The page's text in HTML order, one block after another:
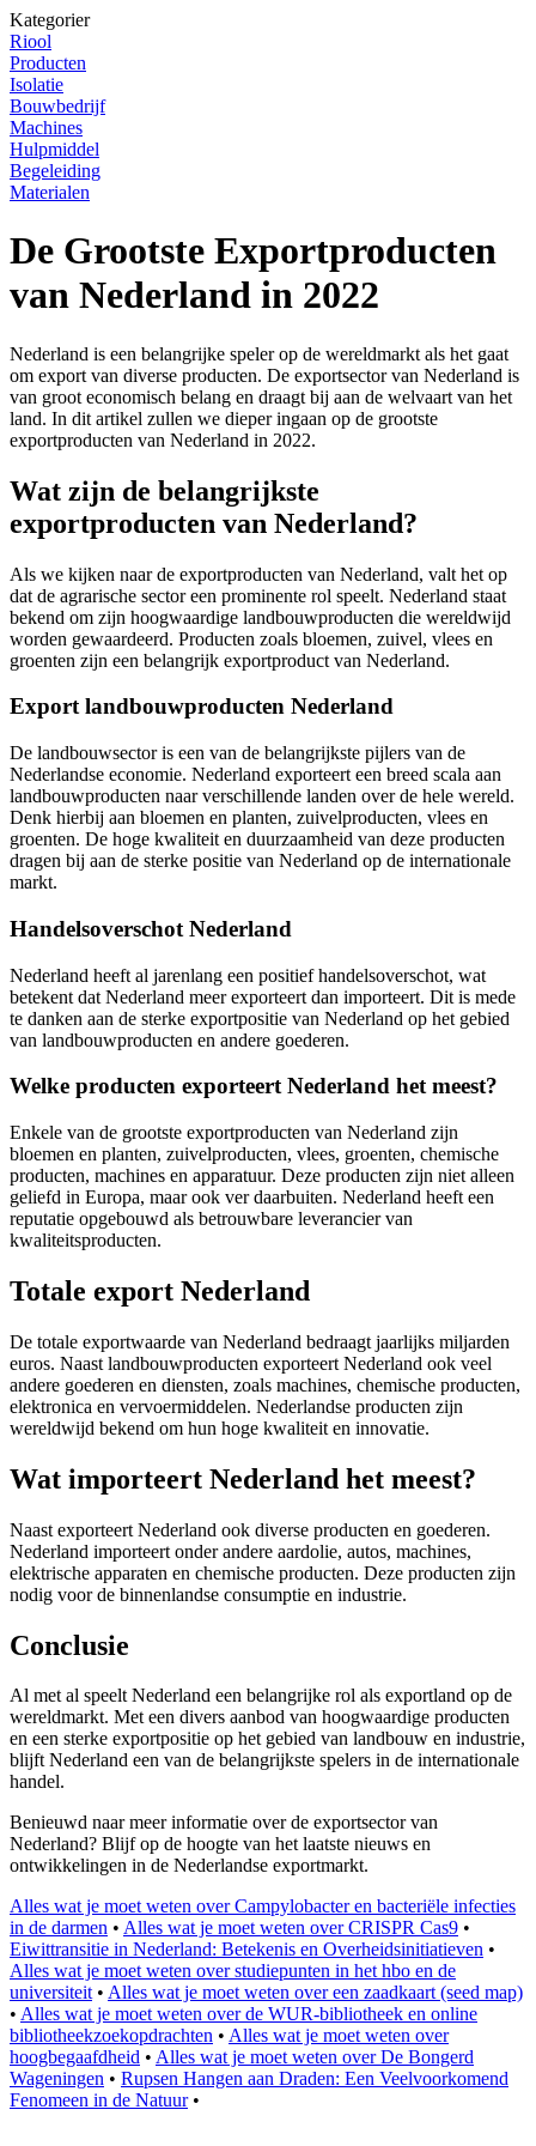
Kategorier
Riool
Producten
Isolatie
Bouwbedrijf
Machines
Hulpmiddel
Begeleiding
Materialen
De Grootste Exportproducten
van Nederland in 2022
Nederland is een belangrijke speler op de wereldmarkt als het gaat
om export van diverse producten. De exportsector van Nederland is
van groot economisch belang en draagt bij aan de welvaart van het
land. In dit artikel zullen we dieper ingaan op de grootste
exportproducten van Nederland in 2022.
Wat zijn de belangrijkste
exportproducten van Nederland?
Als we kijken naar de exportproducten van Nederland, valt het op
dat de agrarische sector een prominente rol speelt. Nederland staat
bekend om zijn hoogwaardige landbouwproducten die wereldwijd
worden gewaardeerd. Producten zoals bloemen, zuivel, vlees en
groenten zijn een belangrijk exportproduct van Nederland.
Export landbouwproducten Nederland
De landbouwsector is een van de belangrijkste pijlers van de
Nederlandse economie. Nederland exporteert een breed scala aan
landbouwproducten naar verschillende landen over de hele wereld.
Denk hierbij aan bloemen en planten, zuivelproducten, vlees en
groenten. De hoge kwaliteit en duurzaamheid van deze producten
dragen bij aan de sterke positie van Nederland op de internationale
markt.
Handelsoverschot Nederland
Nederland heeft al jarenlang een positief handelsoverschot, wat
betekent dat Nederland meer exporteert dan importeert. Dit is mede
te danken aan de sterke exportpositie van Nederland op het gebied
van landbouwproducten en andere goederen.
Welke producten exporteert Nederland het meest?
Enkele van de grootste exportproducten van Nederland zijn
bloemen en planten, zuivelproducten, vlees, groenten, chemische
producten, machines en apparatuur. Deze producten zijn niet alleen
geliefd in Europa, maar ook ver daarbuiten. Nederland heeft een
reputatie opgebouwd als betrouwbare leverancier van
kwaliteitsproducten.
Totale export Nederland
De totale exportwaarde van Nederland bedraagt jaarlijks miljarden
euros. Naast landbouwproducten exporteert Nederland ook veel
andere goederen en diensten, zoals machines, chemische producten,
elektronica en vervoermiddelen. Nederlandse producten zijn
wereldwijd bekend om hun hoge kwaliteit en innovatie.
Wat importeert Nederland het meest?
Naast exporteert Nederland ook diverse producten en goederen.
Nederland importeert onder andere aardolie, autos, machines,
elektrische apparaten en chemische producten. Deze producten zijn
nodig voor de binnenlandse consumptie en industrie.
Conclusie
Al met al speelt Nederland een belangrijke rol als exportland op de
wereldmarkt. Met een divers aanbod van hoogwaardige producten
en een sterke exportpositie op het gebied van landbouw en industrie,
blijft Nederland een van de belangrijkste spelers in de internationale
handel.
Benieuwd naar meer informatie over de exportsector van
Nederland? Blijf op de hoogte van het laatste nieuws en
ontwikkelingen in de Nederlandse exportmarkt.
Alles wat je moet weten over Campylobacter en bacteriële infecties
in de darmen • Alles wat je moet weten over CRISPR Cas9 •
Eiwittransitie in Nederland: Betekenis en Overheidsinitiatieven •
Alles wat je moet weten over studiepunten in het hbo en de
universiteit• Alles wat je moet weten over een zaadkaart (seed map)
• Alles wat je moet weten over de WUR-bibliotheek en online
bibliotheekzoekopdrachten • Alles wat je moet weten over
hoogbegaafdheid • Alles wat je moet weten over De Bongerd
Wageningen • Rupsen Hangen aan Draden: Een Veelvoorkomend
Fenomeen in de Natuur•